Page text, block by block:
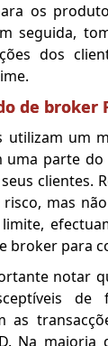
os
seguida,
dos
de broker
utilizam um
uma parte
clientes.
mas
broker para
notar
de
as
Na maioria